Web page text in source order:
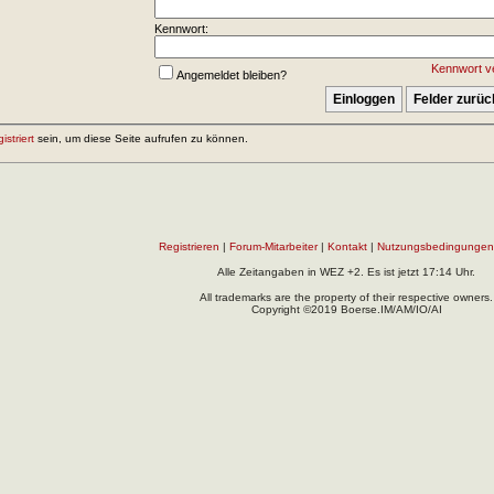
Kennwort:
Kennwort
Angemeldet bleiben?
sein, um diese Seite aufrufen zu können.
Registrieren Forum-Mitarbeiter| Kontakt Nutzungsbedingungen
Alle Zeitangaben in WEZ +2. Es ist jetzt 17:14 Uhr.
All trademarks are the property of their respective owners.
Copyright ©2019 Boerse.IM/AM/IO/AI